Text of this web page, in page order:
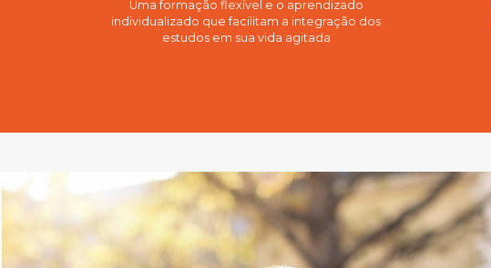
Uma formação flexível e o aprendizado
individualizado que facilitam a integração dos
estudos em sua vida agitada